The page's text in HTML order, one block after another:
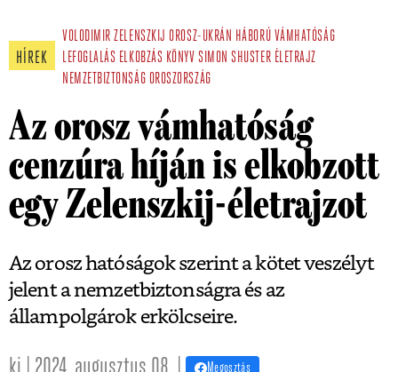
HÍREK
VOLODIMIR ZELENSZKIJ OROSZ-UKRÁN HÁBORÚ VÁMHATÓSÁG
LEFOGLALÁS ELKOBZÁS KÖNYV SIMON SHUSTER ÉLETRAJZ
NEMZETBIZTONSÁG OROSZORSZÁG
Az orosz vámhatóság
cenzúra híján is elkobzott
egy Zelenszkij-életrajzot
Az orosz hatóságok szerint a kötet veszélyt
jelent a nemzetbiztonságra és az
állampolgárok erkölcseire.
Megosztás